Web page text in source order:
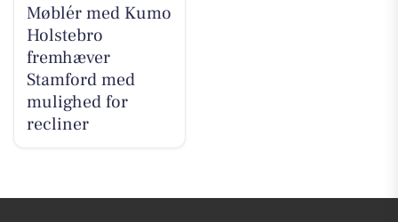
Møblér med Kumo
Holstebro
fremhæver
Stamford med
mulighed for
recliner